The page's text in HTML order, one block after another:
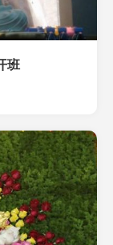
班